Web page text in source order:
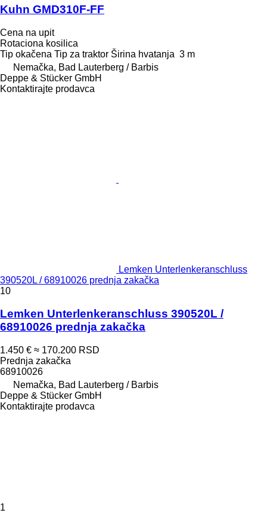
Kuhn GMD310F-FF
Cena na upit
Rotaciona kosilica
Tip okačena Tip za traktor Širina hvatanja 3 m
Nemačka, Bad Lauterberg / Barbis
Deppe & Stücker GmbH
Kontaktirajte prodavca
Lemken Unterlenkeranschluss
390520L / 68910026 prednja zakačka
10
Lemken Unterlenkeranschluss 390520L /
68910026 prednja zakačka
1.450 € ≈ 170.200 RSD
Prednja zakačka
68910026
Nemačka, Bad Lauterberg / Barbis
Deppe & Stücker GmbH
Kontaktirajte prodavca
1